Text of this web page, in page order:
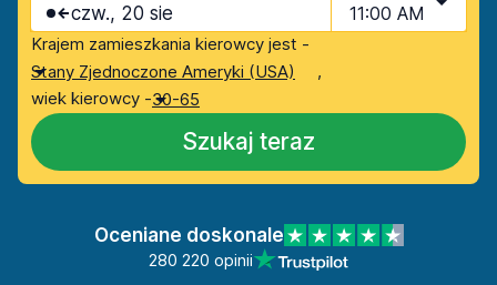
czw., 20 sie 11:00 AM
Krajem zamieszkania kierowcy jest -
Stany Zjednoczone Ameryki (USA)
,
wiek kierowcy -30-65
Szukaj teraz
Oceniane doskonale
280 220 opinii